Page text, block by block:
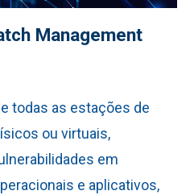
Management
todas as estações de
ou virtuais,
em
e aplicativos,